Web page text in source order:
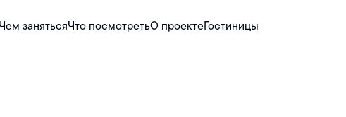
Чем занятьсяЧто посмотретьО проектеГостиницы